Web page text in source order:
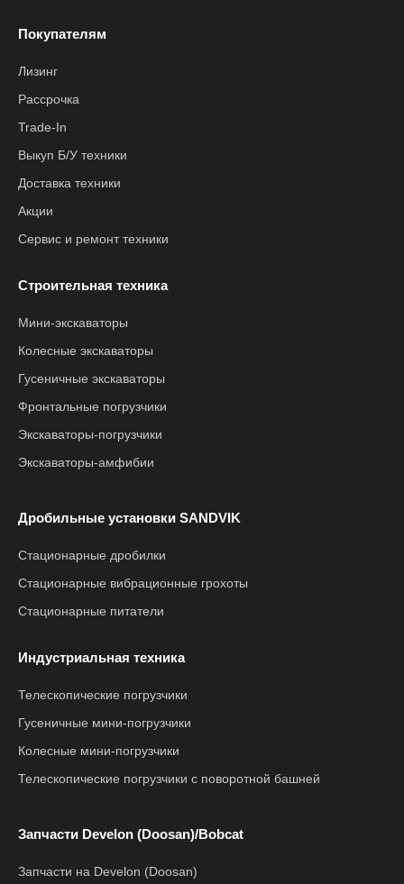
Покупателям
Лизинг
Рассрочка
Trade-In
Выкуп Б/У техники
Доставка техники
Акции
Сервис и ремонт техники
Строительная техника
Мини-экскаваторы
Колесные экскаваторы
Гусеничные экскаваторы
Фронтальные погрузчики
Экскаваторы-погрузчики
Экскаваторы-амфибии
Дробильные установки SANDVIK
Стационарные дробилки
Стационарные вибрационные грохоты
Стационарные питатели
Индустриальная техника
Телескопические погрузчики
Гусеничные мини-погрузчики
Колесные мини-погрузчики
Телескопические погрузчики с поворотной башней
Запчасти Develon (Doosan)/Bobcat
Запчасти на Develon (Doosan)